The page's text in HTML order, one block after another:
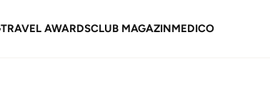
TRAVEL AWARDSCLUB MAGAZINMEDICO